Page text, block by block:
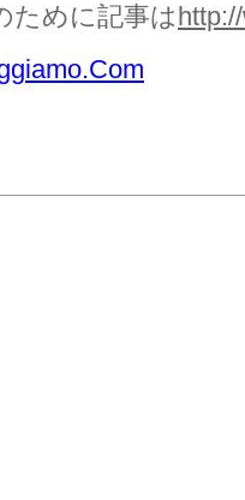
ために記事は